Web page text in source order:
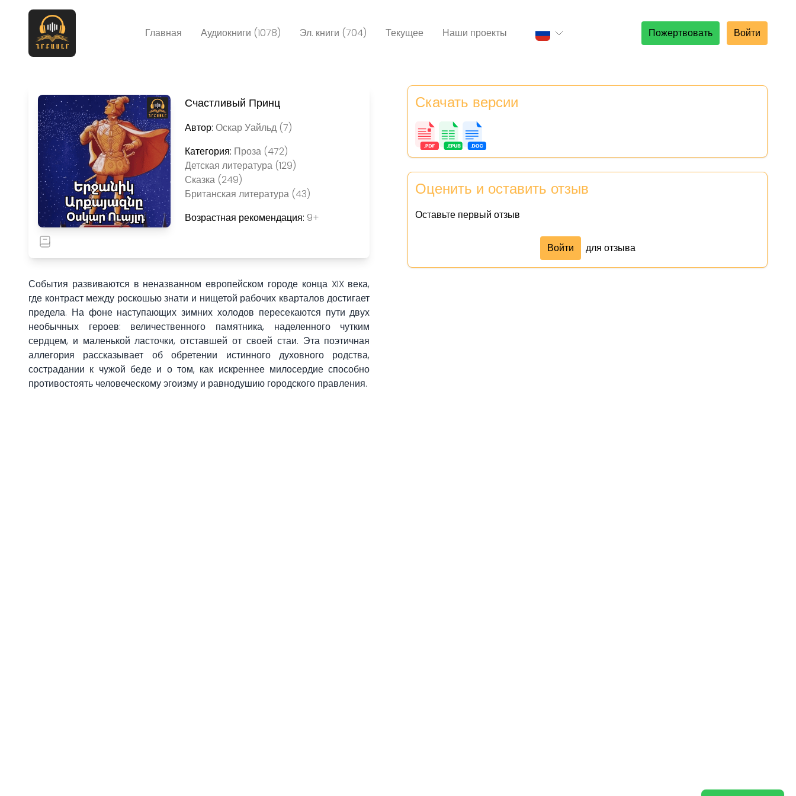
Пожертвовать Войти
Главная Аудиокниги (1078) Эл. книги (704) Текущее Наши проекты
Счастливый Принц
Автор: Оскар Уайльд (7)
Категория: Проза (472)
Детская литература (129)
Сказка (249)
Британская литература (43)
Возрастная рекомендация: 9+
События развиваются в неназванном европейском городе конца XIX века,
где контраст между роскошью знати и нищетой рабочих кварталов достигает
предела. На фоне наступающих зимних холодов пересекаются пути двух
необычных героев: величественного памятника, наделенного чутким
сердцем, и маленькой ласточки, отставшей от своей стаи. Эта поэтичная
аллегория рассказывает об обретении истинного духовного родства,
сострадании к чужой беде и о том, как искреннее милосердие способно
противостоять человеческому эгоизму и равнодушию городского правления.
Скачать версии
Оценить и оставить отзыв
Оставьте первый отзыв
Войти для отзыва